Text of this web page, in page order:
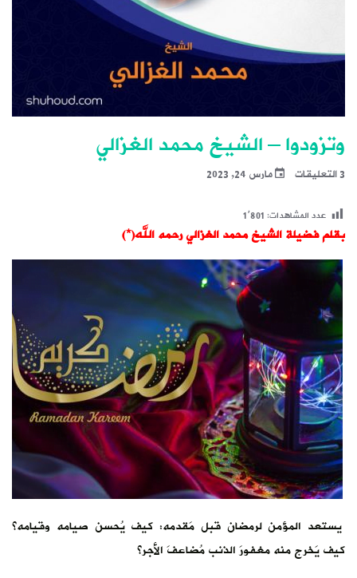
وتزودوا – الشيخ محمد الغزالي
3 التعليقات مارس 24, 2023
عدد المشاهدات:1٬801
بقلم فضيلة الشيخ محمد الغزالي رحمه الله(*)
يستعد المؤمن لرمضان قبل مَقدمه: كيف يُحسن صيامه وقيامه؟
كيف يَخرج منه مغفورَ الذنب مُضاعفَ الأجر؟